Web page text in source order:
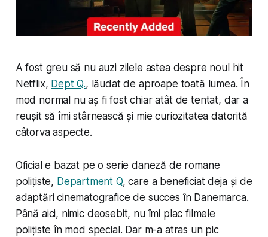
A fost greu să nu auzi zilele astea despre noul hit
Netflix, Dept Q., lăudat de aproape toată lumea. În
mod normal nu aș fi fost chiar atât de tentat, dar a
reușit să îmi stârnească și mie curiozitatea datorită
câtorva aspecte.
Oficial e bazat pe o serie daneză de romane
polițiste, Department Q, care a beneficiat deja și de
adaptări cinematografice de succes în Danemarca.
Până aici, nimic deosebit, nu îmi plac filmele
polițiste în mod special. Dar m-a atras un pic